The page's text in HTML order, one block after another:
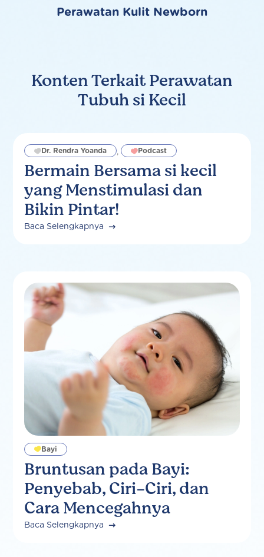
Perawatan Kulit Newborn
Konten Terkait Perawatan
Tubuh si Kecil
Bermain Bersama si kecil
yang Menstimulasi dan
Bikin Pintar!
Dr. Rendra Yoanda , Podcast
Baca Selengkapnya
Bruntusan pada Bayi:
Penyebab, Ciri-Ciri, dan
Cara Mencegahnya
Bayi
Baca Selengkapnya